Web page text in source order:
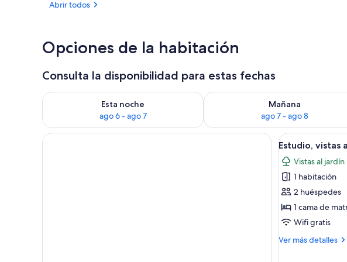
Abrir todos
Opciones de la habitación
Consulta la disponibilidad para estas fechas
Esta noche
ago 6 - ago 7
Consulta la disponibilidad para esta noche, ago 6 - ago 7
Mañana
ago 7 - ago 8
Consulta la disponibilidad para
Abrir
todas
las
fotos
de
Estudio,
vistas
jardín
5
Estudio, vistas
Vistas al jardín
1 habitación
2 huéspedes
1 cama de
Wifi gratis
Ver más detalles
Más